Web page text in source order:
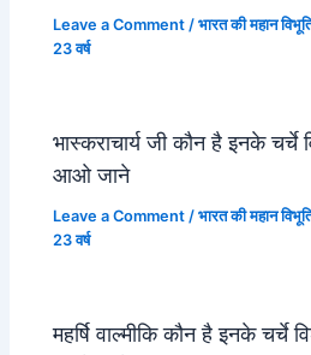
Leave a Comment /भारत की महान
23 वर्ष
भास्कराचार्य जी कौन है इनके चर्चे
आओ जाने
Leave a Comment /भारत की महान
23 वर्ष
महर्षि वाल्मीकि कौन है इनके चर्चे